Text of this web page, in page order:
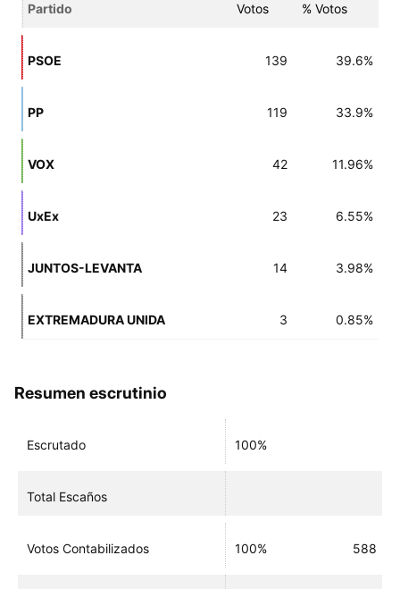
Partido Votos % Votos
PSOE 139 39.6%
PP 119 33.9%
VOX 42 11.96%
UxEx 23 6.55%
JUNTOS-LEVANTA 14 3.98%
EXTREMADURA UNIDA 3 0.85%
Resumen escrutinio
Escrutado 100%
Total Escaños
Votos Contabilizados 100% 588